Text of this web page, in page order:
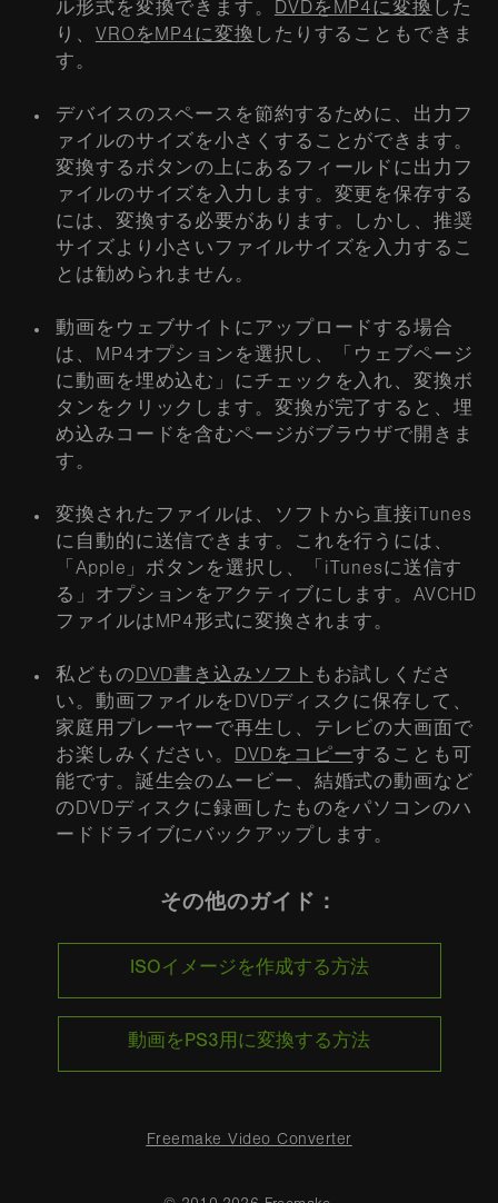
ル形式を変換できます。 DVDをMP4に変換した
り、VROをMP4に変換したりすることもできま
す。
デバイスのスペースを節約するために、出力フ
ァイルのサイズを小さくすることができます。
変換するボタンの上にあるフィールドに出力フ
ァイルのサイズを入力します。変更を保存する
には、変換する必要があります。しかし、推奨
サイズより小さいファイルサイズを入力するこ
とは勧められません。
動画をウェブサイトにアップロードする場合
は、MP4オプションを選択し、「ウェブページ
に動画を埋め込む」にチェックを入れ、変換ボ
タンをクリックします。変換が完了すると、埋
め込みコードを含むページがブラウザで開きま
す。
変換されたファイルは、ソフトから直接iTunes
に自動的に送信できます。これを行うには、
「Apple」ボタンを選択し、「iTunesに送信す
る」オプションをアクティブにします。AVCHD
ファイルはMP4形式に変換されます。
私どものDVD書き込みソフトもお試しくださ
い。動画ファイルをDVDディスクに保存して、
家庭用プレーヤーで再生し、テレビの大画面で
お楽しみください。DVDをコピーすることも可
能です。誕生会のムービー、結婚式の動画など
のDVDディスクに録画したものをパソコンのハ
ードドライブにバックアップします。
その他のガイド：
ISOイメージを作成する方法
動画をPS3用に変換する方法
Freemake Video Converter